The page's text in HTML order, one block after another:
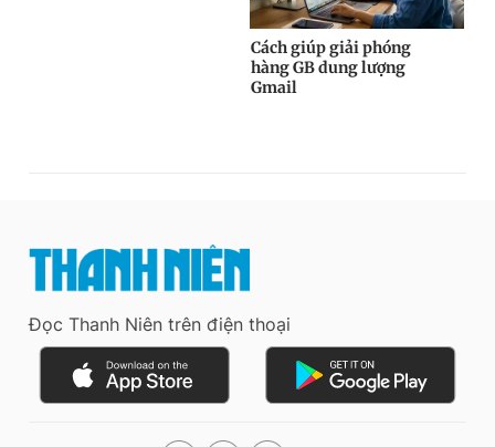
Đọc Thanh Niên trên điện thoại